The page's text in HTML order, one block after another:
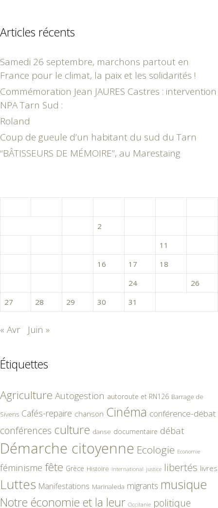
Articles récents
Samedi 26 septembre, marchons partout en
France pour le climat, la paix et les solidarités !
Commémoration Jean JAURES Castres : intervention
NPA Tarn Sud :
Roland
Coup de gueule d’un habitant du sud du Tarn
“BÂTISSEURS DE MÉMOIRE”, au Marestaing
2
11
16 17 18
24
26
27
28 29 30 31
« Avr Juin »
Étiquettes
Agriculture Autogestion autoroute et RN126 Barrage de
Sivens Cafés-repaire chanson Cinéma conférence-débat
conférences culture danse documentaire débat
Démarche citoyenne Ecologie Economie
féminisme fête Grèce Histoire International justice libertés livres
Luttes Manifestations Marinaleda migrants musique
Notre économie et la leur Occitanie politique